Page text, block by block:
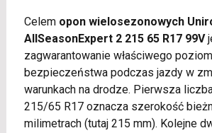
Celem opon wielosezonowych
AllSeasonExpert 2 215 65 R17 99V
zagwarantowanie właściwego
bezpieczeństwa podczas jazdy w
warunkach na drodze. Pierwsza
215/65 R17 oznacza szerokość
milimetrach (tutaj 215 mm). Kolejne